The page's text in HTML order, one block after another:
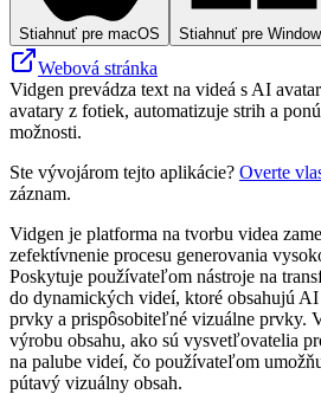
Stiahnuť pre macOS Stiahnuť pre
Webová stránka
Vidgen prevádza text na videá s AI
avatary z fotiek, automatizuje strih a
možnosti.
Ste vývojárom tejto aplikácie? Overte
záznam.
Vidgen je platforma na tvorbu videa
zefektívnenie procesu generovania
Poskytuje používateľom nástroje na
do dynamických videí, ktoré obsahujú
prvky a prispôsobiteľné vizuálne prvky.
výrobu obsahu, ako sú vysvetľovatelia
na palube videí, čo používateľom
pútavý vizuálny obsah.